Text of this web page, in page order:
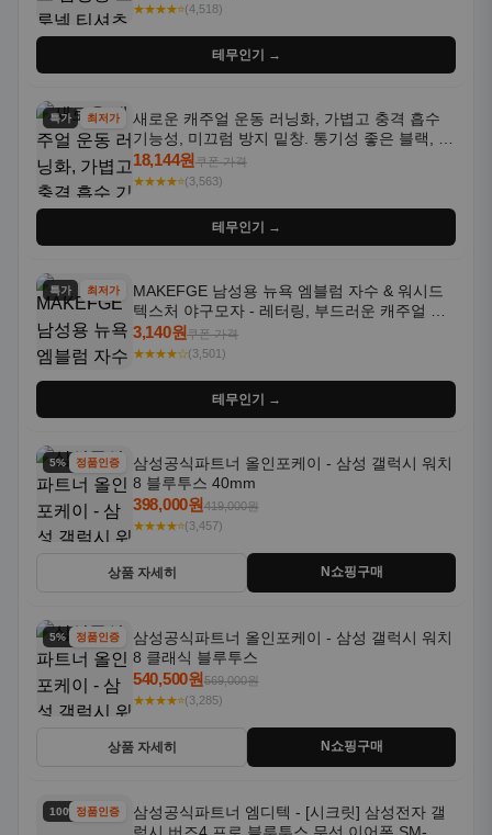
★★★★⭐(4,518)
테무인기 →
특가 최저가
새로운 캐주얼 운동 러닝화, 가볍고 충격 흡수
기능성, 미끄럼 방지 밑창. 통기성 좋은 블랙, 화
이트, 퍼플 그라데이션 색상
18,144원쿠폰 가격
★★★★⭐(3,563)
테무인기 →
특가 최저가
MAKEFGE 남성용 뉴욕 엠블럼 자수 & 워시드
텍스처 야구모자 - 레터링, 부드러운 캐주얼 모
자, NYC 스타일
3,140원쿠폰 가격
★★★★☆(3,501)
테무인기 →
5% 할인정품인증
삼성공식파트너 올인포케이 - 삼성 갤럭시 워치
8 블루투스 40mm
398,000원419,000원
★★★★⭐(3,457)
상품 자세히 N쇼핑구매
5% 할인정품인증
삼성공식파트너 올인포케이 - 삼성 갤럭시 워치
8 클래식 블루투스
540,500원569,000원
★★★★⭐(3,285)
상품 자세히 N쇼핑구매
100% 할인
정품인증
삼성공식파트너 엠디텍 - [시크릿] 삼성전자 갤
럭시 버즈4 프로 블루투스 무선 이어폰 SM-